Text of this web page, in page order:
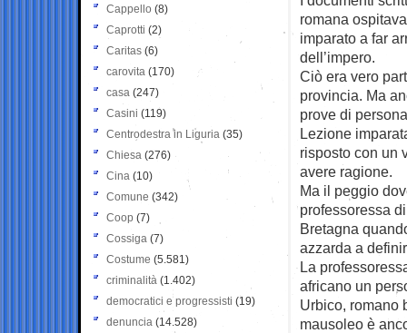
romana
imparato a far
dell’impero.
Ciò era vero
provincia. Ma
prove di
Lezione
risposto con un
avere ragione.
Ma il peggio
professoressa
Bretagna
azzarda a
La
africano un
Urbico, romano
mausoleo è
Cappello (8)
Caprotti (2)
Caritas (6)
carovita (170)
casa (247)
Casini (119)
Centrodestra in Liguria (35)
Chiesa (276)
Cina (10)
Comune (342)
Coop (7)
Cossiga (7)
Costume (5.581)
criminalità (1.402)
democratici e progressisti (19)
denuncia (14.528)